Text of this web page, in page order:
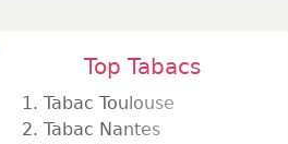
Top Tabacs
1. Tabac Toulouse
2. Tabac Nantes